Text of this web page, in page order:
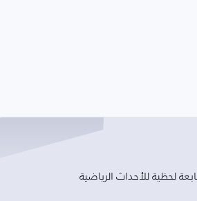
لحظية للأحداث الرياضية